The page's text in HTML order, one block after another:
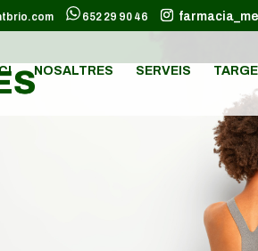
652 29 90 46
NOSALTRES SERVEIS